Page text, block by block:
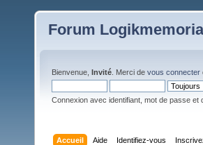
Forum
Bienvenue, Invité . Merci de vous connecter
Connexion avec identifiant, mot de passe et
Accueil Aide Identifiez-vous